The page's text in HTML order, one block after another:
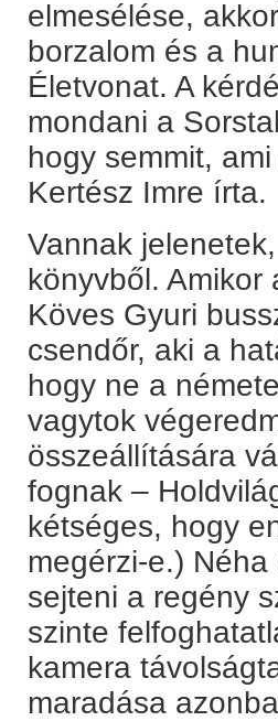
elmesélése,
borzalom és a
Életvonat. A
mondani a
hogy semmit,
Kertész Imre írta.
Vannak
könyvből.
Köves Gyuri
csendőr, aki a
hogy ne a
vagytok
összeállítására
fognak –
kétséges, hogy
megérzi-e.)
sejteni a regény
szinte
kamera
maradása